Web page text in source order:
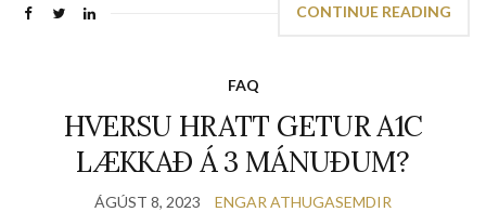
CONTINUE READING
FAQ
HVERSU HRATT GETUR A1C
LÆKKAÐ Á 3 MÁNUÐUM?
ÁGÚST 8, 2023 ENGAR ATHUGASEMDIR